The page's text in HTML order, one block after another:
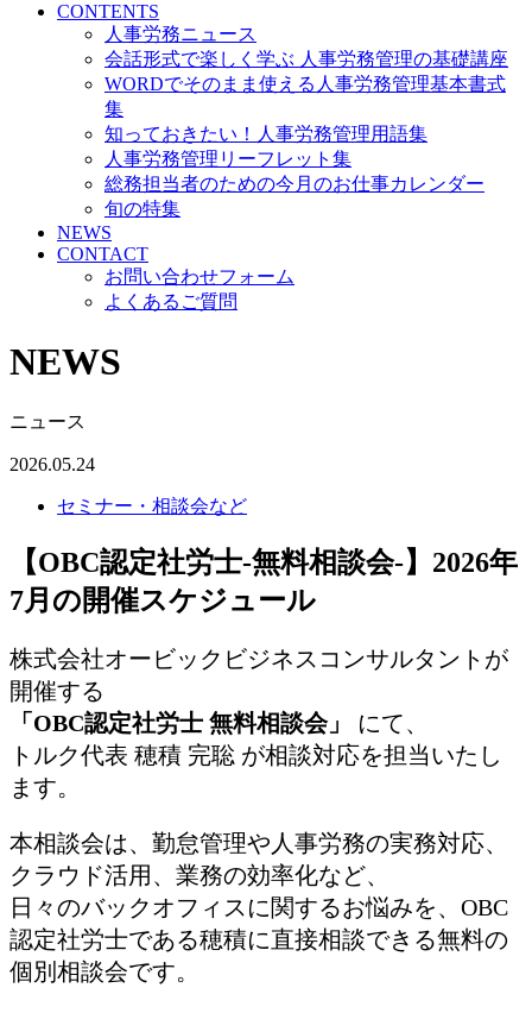
CONTENTS
人事労務ニュース
会話形式で楽しく学ぶ 人事労務管理の基礎講座
WORDでそのまま使える人事労務管理基本書式
集
知っておきたい！人事労務管理用語集
人事労務管理リーフレット集
総務担当者のための今月のお仕事カレンダー
旬の特集
NEWS
CONTACT
お問い合わせフォーム
よくあるご質問
NEWS
ニュース
2026.05.24
セミナー・相談会など
【OBC認定社労士-無料相談会-】2026年
7月の開催スケジュール
株式会社オービックビジネスコンサルタントが
開催する
「OBC認定社労士 無料相談会」
にて、
トルク代表 穂積 完聡 が相談対応を担当いたし
ます。
本相談会は、勤怠管理や人事労務の実務対応、
クラウド活用、業務の効率化など、
日々のバックオフィスに関するお悩みを、OBC
認定社労士である穂積に直接相談できる無料の
個別相談会です。